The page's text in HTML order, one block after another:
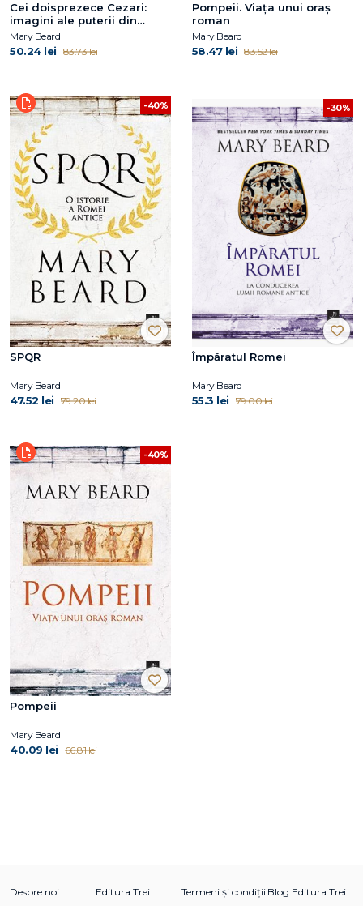
Cei doisprezece Cezari:
imagini ale puterii din
Antichitate până în Epoca
Modernă
Mary Beard
50.24 lei 83.73 lei
Pompeii. Viața unui oraș
roman
Mary Beard
58.47 lei 83.52 lei
-40%
SPQR
Mary Beard
47.52 lei 79.20 lei
-30%
Împăratul Romei
Mary Beard
55.3 lei 79.00 lei
-40%
Pompeii
Mary Beard
40.09 lei 66.81 lei
Despre noi
Editura Trei
Termeni și condiții Blog Editura Trei